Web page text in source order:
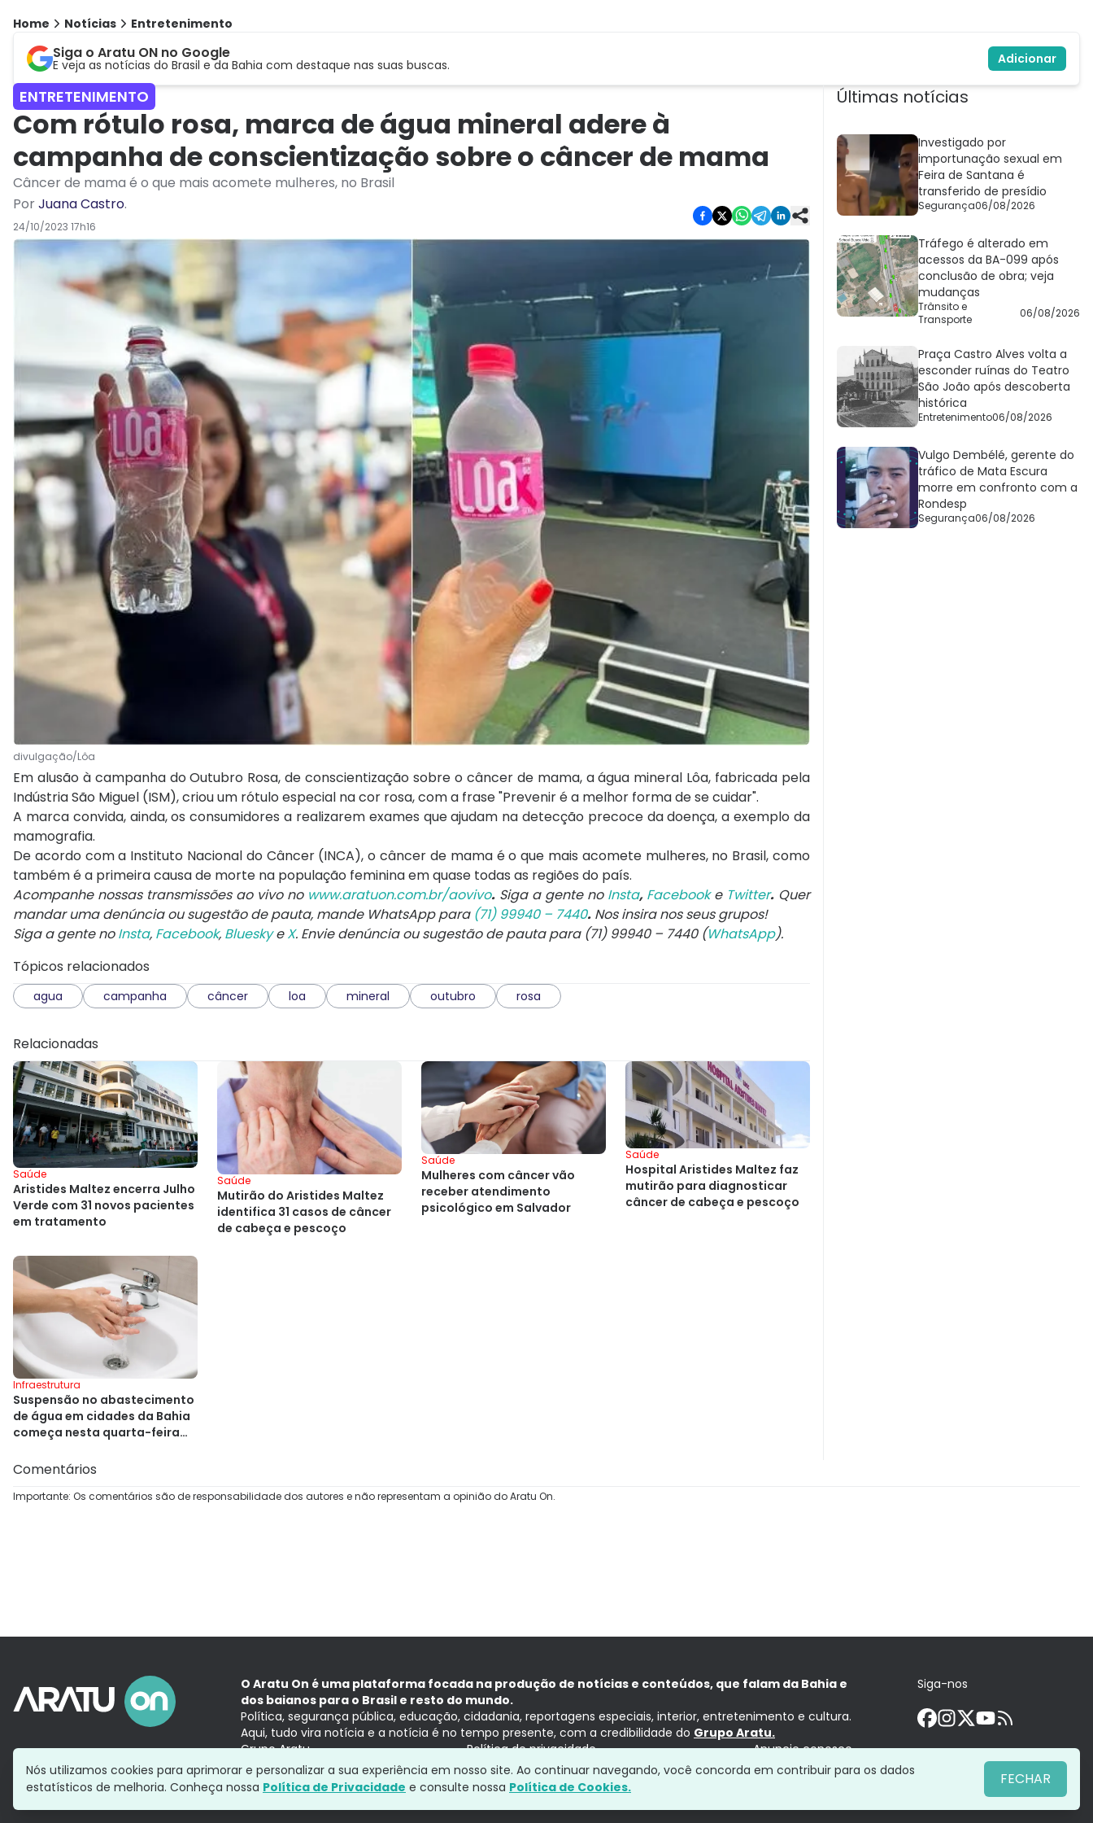
Home Notícias Entretenimento
Siga o Aratu ON no Google
E veja as notícias do Brasil e da Bahia com destaque nas suas buscas. Adicionar
ENTRETENIMENTO
Com rótulo rosa, marca de água mineral adere à
campanha de conscientização sobre o câncer de mama
Câncer de mama é o que mais acomete mulheres, no Brasil
PorJuana Castro.
24/10/2023 17h16
divulgação/Lôa
Em alusão à campanha do Outubro Rosa, de conscientização sobre o câncer de mama, a água mineral Lôa, fabricada pela
Indústria São Miguel (ISM), criou um rótulo especial na cor rosa, com a frase "Prevenir é a melhor forma de se cuidar".
A marca convida, ainda, os consumidores a realizarem exames que ajudam na detecção precoce da doença, a exemplo da
mamografia.
De acordo com a Instituto Nacional do Câncer (INCA), o câncer de mama é o que mais acomete mulheres, no Brasil, como
também é a primeira causa de morte na população feminina em quase todas as regiões do país.
Acompanhe nossas transmissões ao vivo no www.aratuon.com.br/aovivo. Siga a gente no Insta, Facebooke Twitter. Quer
mandar uma denúncia ou sugestão de pauta, mande WhatsApp para (71) 99940 – 7440. Nos insira nos seus grupos!
Siga a gente noInsta, Facebook, BlueskyeX. Envie denúncia ou sugestão de pauta para (71) 99940 – 7440 (WhatsApp).
Tópicos relacionados
agua campanha câncer loa mineral outubro rosa
Relacionadas
Saúde
Aristides Maltez encerra Julho
Verde com 31 novos pacientes
em tratamento
Saúde
Mutirão do Aristides Maltez
identifica 31 casos de câncer
de cabeça e pescoço
Saúde
Mulheres com câncer vão
receber atendimento
psicológico em Salvador
Saúde
Hospital Aristides Maltez faz
mutirão para diagnosticar
câncer de cabeça e pescoço
Infraestrutura
Suspensão no abastecimento
de água em cidades da Bahia
começa nesta quarta-feira
Últimas notícias
Investigado por
importunação sexual em
Feira de Santana é
transferido de presídio
Segurança06/08/2026
Tráfego é alterado em
acessos da BA-099 após
conclusão de obra; veja
mudanças
Trânsito e
Transporte
06/08/2026
Praça Castro Alves volta a
esconder ruínas do Teatro
São João após descoberta
histórica
Entretenimento06/08/2026
Vulgo Dembélé, gerente do
tráfico de Mata Escura
morre em confronto com a
Rondesp
Segurança06/08/2026
Comentários
Importante: Os comentários são de responsabilidade dos autores e não representam a opinião do Aratu On.
O Aratu On é uma plataforma focada na produção de notícias e conteúdos, que falam da Bahia e
dos baianos para o Brasil e resto do mundo.
Política, segurança pública, educação, cidadania, reportagens especiais, interior, entretenimento e cultura.
Aqui, tudo vira notícia e a notícia é no tempo presente, com a credibilidade do Grupo Aratu.
Grupo Aratu
Política de privacidade Anuncie conosco
Siga-nos
Nós utilizamos cookies para aprimorar e personalizar a sua experiência em nosso site. Ao continuar navegando, você concorda em contribuir para os dados
estatísticos de melhoria. Conheça nossa Política de Privacidade e consulte nossa Política de Cookies. FECHAR